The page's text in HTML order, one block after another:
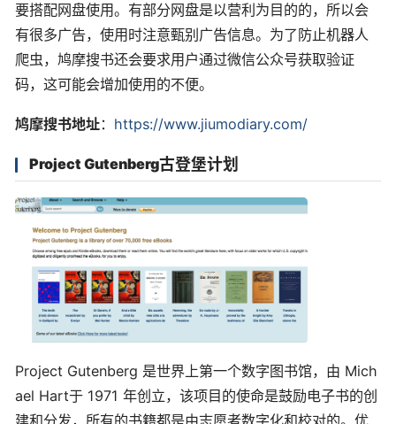
要搭配网盘使用。有部分网盘是以营利为目的的，所以会
有很多广告，使用时注意甄别广告信息。为了防止机器人
爬虫，鸠摩搜书还会要求用户通过微信公众号获取验证
码，这可能会增加使用的不便。
鸠摩搜书地址： https://www.jiumodiary.com/
Project Gutenberg古登堡计划
Project Gutenberg 是世界上第一个数字图书馆，由 Mich
ael Hart于 1971 年创立，该项目的使命是鼓励电子书的创